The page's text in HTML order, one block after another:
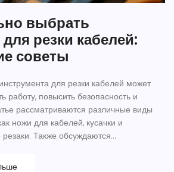
выбрать
резки кабелей:
советы
для резки кабелей может
работу, повысить безопасность и
рассматриваются различные виды
ножи для кабелей, кусачки и
Также обсуждаются
тот или иной инструмент.